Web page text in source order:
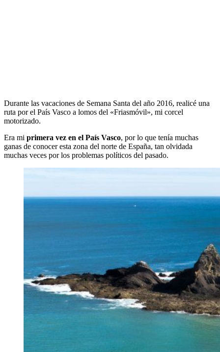
Durante las vacaciones de Semana Santa del año 2016, realicé una
ruta por el País Vasco a lomos del «Friasmóvil», mi corcel
motorizado.
Era mi primera vez en el País Vasco, por lo que tenía muchas
ganas de conocer esta zona del norte de España, tan olvidada
muchas veces por los problemas políticos del pasado.